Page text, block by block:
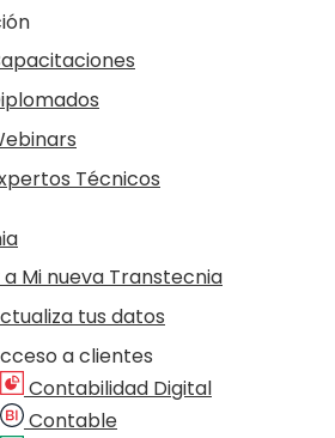
Técnicos
a Mi nueva Transtecnia
tus datos
a clientes
Contabilidad Digital
Contable